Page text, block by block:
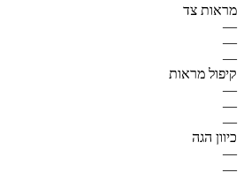
מראות צד
—
—
—
קיפול מראות
—
—
—
כיוון הגה
—
—